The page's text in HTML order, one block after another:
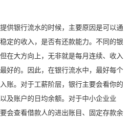
供银行流水的时候，主要原因是可以通
定的收入，是否有还款能力。不同的银
在大方向上，无非就是每月连续、收入
好的。因此，在银行流水中，最好每个
账。对于工薪阶层，银行主要会看你的
及账户的日均余额。对于中小企业业
会查看借款人的进出账目、固定存款余